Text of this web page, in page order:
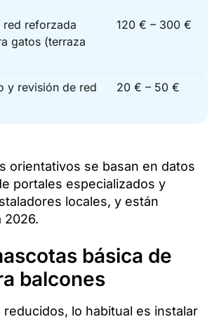
red reforzada
gatos (terraza
120 € – 300 €
y revisión de red
20 € – 50 €
orientativos se basan en datos
portales especializados y
locales, y están
2026.
básica de
balcones
reducidos, lo habitual es instalar